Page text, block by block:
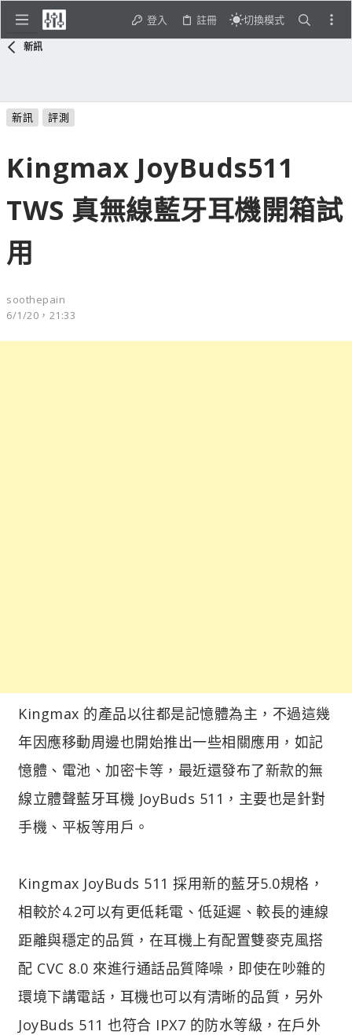
登入 註冊 切換模式
新訊
新訊 評測
Kingmax JoyBuds511
TWS 真無線藍牙耳機開箱試
用
soothepain
6/1/20，21:33
Kingmax 的產品以往都是記憶體為主，不過這幾
年因應移動周邊也開始推出一些相關應用，如記
憶體、電池、加密卡等，最近還發布了新款的無
線立體聲藍牙耳機 JoyBuds 511，主要也是針對
手機、平板等用戶。
Kingmax JoyBuds 511 採用新的藍牙5.0規格，
相較於4.2可以有更低耗電、低延遲、較長的連線
距離與穩定的品質，在耳機上有配置雙麥克風搭
配 CVC 8.0 來進行通話品質降噪，即使在吵雜的
環境下講電話，耳機也可以有清晰的品質，另外
JoyBuds 511 也符合 IPX7 的防水等級，在戶外